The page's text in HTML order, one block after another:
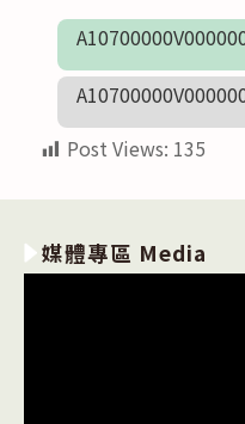
Post Views: 135
媒體專區 Media